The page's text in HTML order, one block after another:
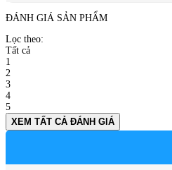
ĐÁNH GIÁ SẢN PHẨM
Lọc theo:
Tất cả
1
2
3
4
5
XEM TẤT CẢ ĐÁNH GIÁ